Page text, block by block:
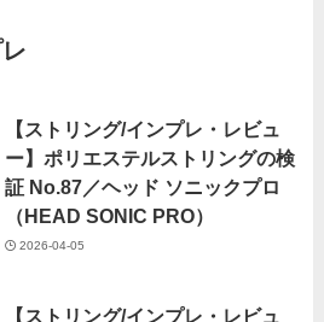
【ストリング/インプレ・レビュ
ー】ポリエステルストリングの検
証 No.87／ヘッド ソニックプロ
（HEAD SONIC PRO）
2026-04-05
【ストリング/インプレ・レビュ